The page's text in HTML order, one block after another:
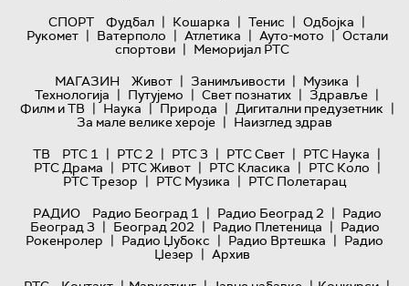
СПОРТ
Фудбал | Кошарка | Тенис | Одбојка |
Рукомет | Ватерполо | Атлетика | Ауто-мото | Остали
спортови | Меморијал РТС
МАГАЗИН
Живот | Занимљивости | Музика |
Технологијa | Путујемо | Свет познатих | Здравље |
Филм и ТВ | Наука | Природа | Дигитални предузетник |
За мале велике хероје | Наизглед здрав
ТВ
РТС 1 | РТС 2 | РТС 3 | РТС Свет | РТС Наука |
РТС Драма | РТС Живот | РТС Класика | РТС Коло |
РТС Трезор | РТС Музика | РТС Полетарац
РАДИО
Радио Београд 1 | Радио Београд 2 | Радио
Београд 3 | Београд 202 | Радио Плетеница | Радио
Рокенролер | Радио Џубокс | Радио Вртешка | Радио
Џезер | Архив